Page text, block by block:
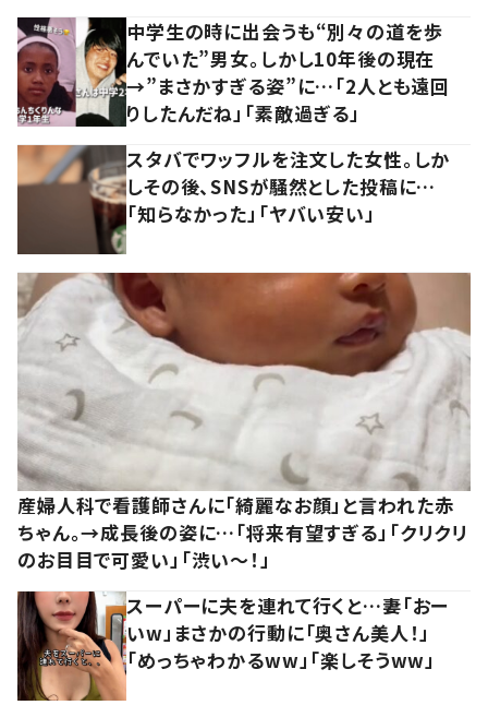
中学生の時に出会うも“別々の道を歩
んでいた”男女。しかし10年後の現在
→”まさかすぎる姿”に…「2人とも遠回
りしたんだね」「素敵過ぎる」
スタバでワッフルを注文した女性。しか
しその後、SNSが騒然とした投稿に…
「知らなかった」「ヤバい安い」
産婦人科で看護師さんに「綺麗なお顔」と言われた赤
ちゃん。→成長後の姿に…「将来有望すぎる」「クリクリ
のお目目で可愛い」「渋い～！」
スーパーに夫を連れて行くと…妻「おー
いw」まさかの行動に「奥さん美人！」
「めっちゃわかるww」「楽しそうww」